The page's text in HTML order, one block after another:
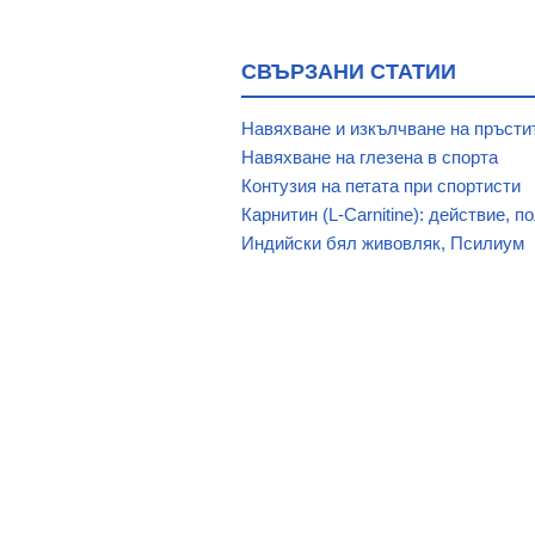
РАБОТНИЧЕСКИ СПОРТЕН
СДРУЖЕНИЕ "АСТРА 2012"
СПОРТЕН КЛУБ ЗА ЛЕКА
СПОРТЕН КЛУБ ПО ПЛУВАНЕ,
СПОРТЕН КЛУБ "ШАМПИОН"
СВЪРЗАНИ СТАТИИ
Навяхване и изкълчване на
Навяхване на глезена в спорта
Контузия на петата при спортисти
Карнитин (L-Carnitine): действие,
Индийски бял живовляк, Псилиум